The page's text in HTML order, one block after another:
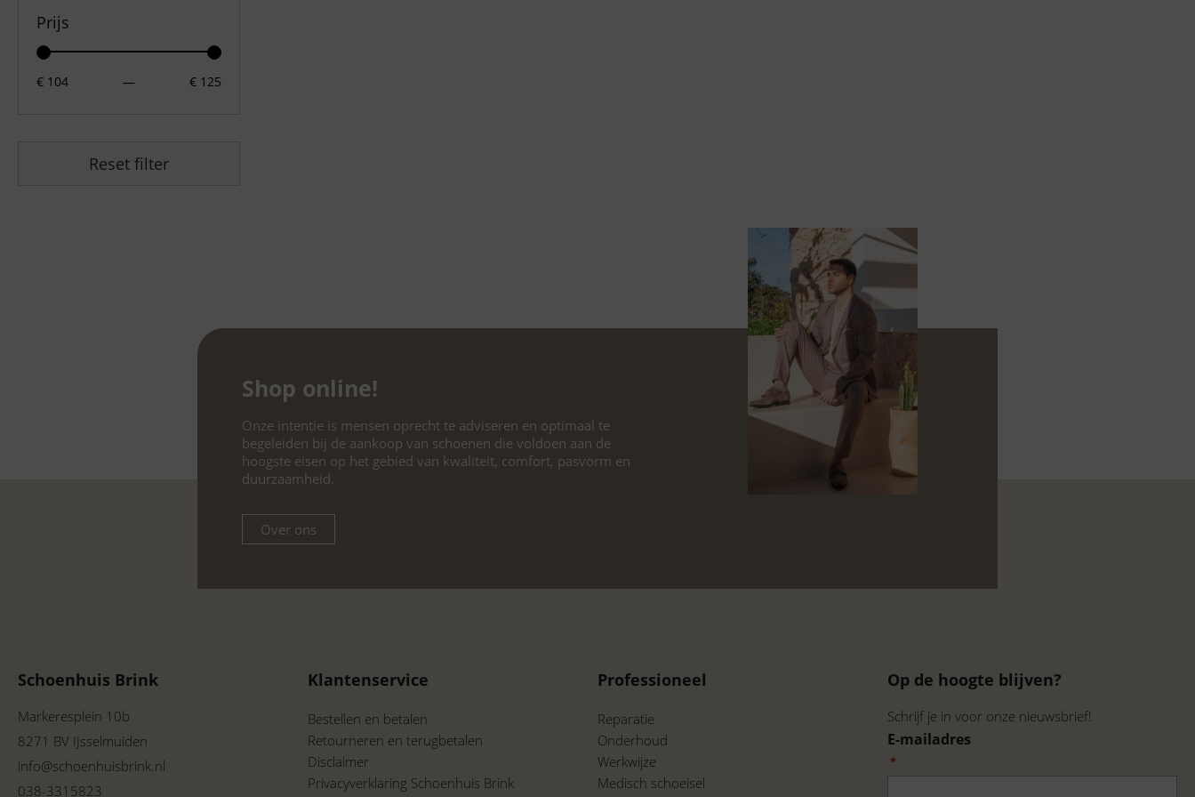
Prijs
€ 104 — € 125
Reset filter
Shop online!
Onze intentie is mensen oprecht te adviseren en optimaal te
begeleiden bij de aankoop van schoenen die voldoen aan de
hoogste eisen op het gebied van kwaliteit, comfort, pasvorm en
duurzaamheid.
Over ons
Schoenhuis Brink
Markeresplein 10b
8271 BV IJsselmuiden
info@schoenhuisbrink.nl
038-3315823
Klantenservice
Bestellen en betalen
Retourneren en terugbetalen
Disclaimer
Privacyverklaring Schoenhuis Brink
Professioneel
Reparatie
Onderhoud
Werkwijze
Medisch schoeisel
Op de hoogte blijven?
Schrijf je in voor onze nieuwsbrief!
E-mailadres
*